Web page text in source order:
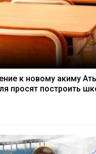
к новому акиму
просят построить